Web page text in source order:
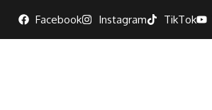
Facebook Instagram TikTok